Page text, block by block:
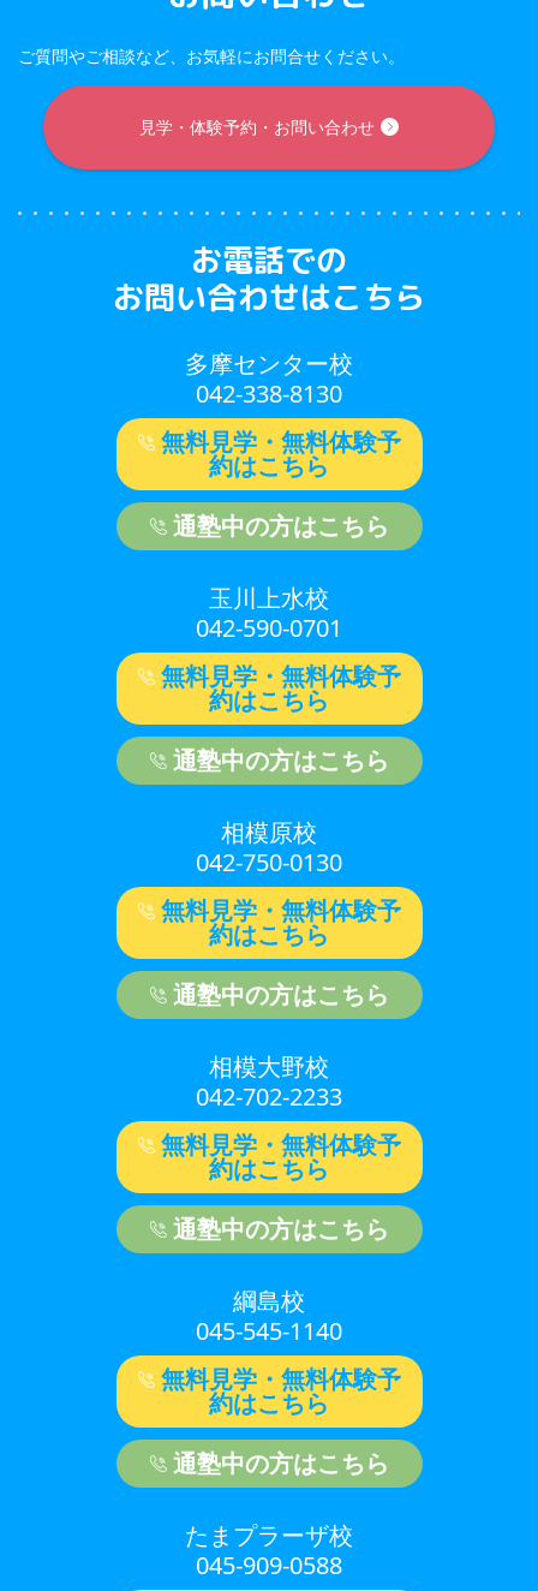
ご質問やご相談など、お気軽にお問合せください。
見学・体験予約・お問い合わせ
お電話での
お問い合わせはこちら
多摩センター校
042-338-8130
無料見学・無料体験予
約はこちら
通塾中の方はこちら
玉川上水校
042-590-0701
無料見学・無料体験予
約はこちら
通塾中の方はこちら
相模原校
042-750-0130
無料見学・無料体験予
約はこちら
通塾中の方はこちら
相模大野校
042-702-2233
無料見学・無料体験予
約はこちら
通塾中の方はこちら
綱島校
045-545-1140
無料見学・無料体験予
約はこちら
通塾中の方はこちら
たまプラーザ校
045-909-0588